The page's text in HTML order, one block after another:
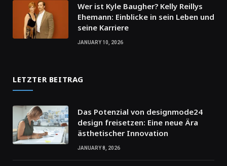
Wer ist Kyle Baugher? Kelly Reillys
Ehemann: Einblicke in sein Leben und
seine Karriere
JANUARY 10, 2026
LETZTER BEITRAG
Das Potenzial von designmode24
design freisetzen: Eine neue Ära
ästhetischer Innovation
JANUARY 8, 2026